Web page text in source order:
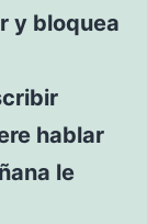
y bloquea
hablar
le